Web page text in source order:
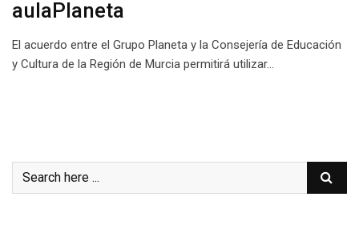
aulaPlaneta
El acuerdo entre el Grupo Planeta y la Consejería de Educación
y Cultura de la Región de Murcia permitirá utilizar…